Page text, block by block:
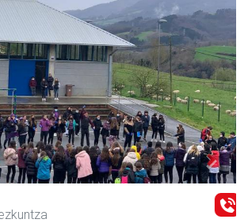
eta osteopatia
- Fisioterapia
Next